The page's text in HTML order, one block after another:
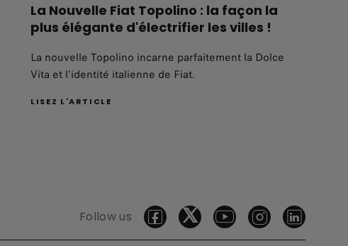
La Nouvelle Fiat Topolino : la façon la
plus élégante d'électrifier les villes !
La nouvelle Topolino incarne parfaitement la Dolce
Vita et l'identité italienne de Fiat.
LISEZ L'ARTICLE
Follow us